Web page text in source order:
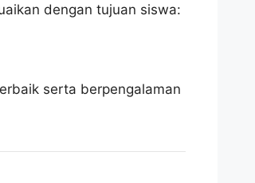
dengan tujuan siswa:
serta berpengalaman